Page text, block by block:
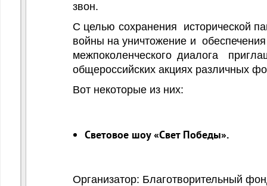
звон.
С целью сохранения исторической
войны на уничтожение и
межпоколенческого диалога
общероссийских акциях различных
Вот некоторые из них:
Световое шоу «Свет Победы».
Организатор: Благотворительный